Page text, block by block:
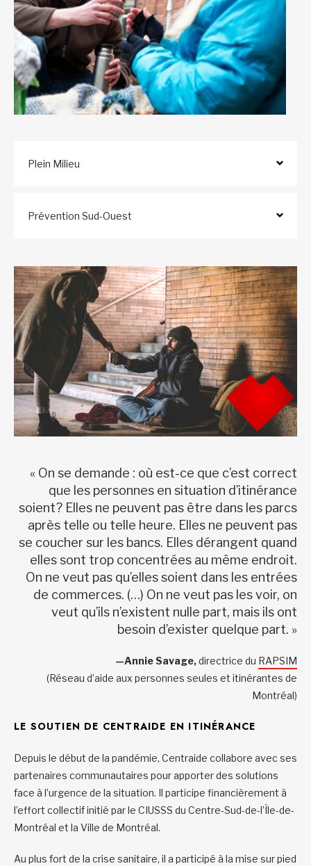
Plein Milieu
Prévention Sud-Ouest
« On se demande : où est-ce que c’est correct
que les personnes en situation d’itinérance
soient? Elles ne peuvent pas être dans les parcs
après telle ou telle heure. Elles ne peuvent pas
se coucher sur les bancs. Elles dérangent quand
elles sont trop concentrées au même endroit.
On ne veut pas qu’elles soient dans les entrées
de commerces. (…) On ne veut pas les voir, on
veut qu’ils n’existent nulle part, mais ils ont
besoin d’exister quelque part. »
—Annie Savage,directrice du RAPSIM
(Réseau d’aide aux personnes seules et itinérantes de
Montréal)
LE SOUTIEN DE CENTRAIDE EN ITINÉRANCE
Depuis le début de la pandémie, Centraide collabore avec ses
partenaires communautaires pour apporter des solutions
face à l’urgence de la situation. Il participe financièrement à
l’effort collectif initié par le CIUSSS du Centre-Sud-de-l’Île-de-
Montréal et la Ville de Montréal.
Au plus fort de la crise sanitaire, il a participé à la mise sur pied